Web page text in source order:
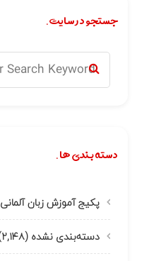
جستجو در سایت.
دسته بندی ها.
پکیج آموزش زبان آلمانی
دسته‌بندی نشده (۲,۱۴۸)